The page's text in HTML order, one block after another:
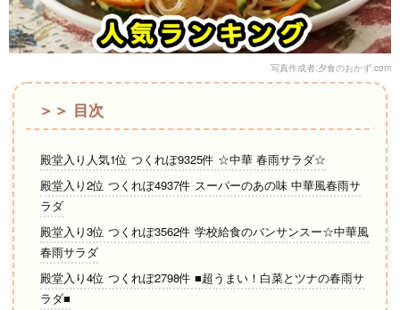
写真作成者:夕食のおかず.com
＞＞ 目次
殿堂入り人気1位 つくれぽ9325件 ☆中華 春雨サラダ☆
殿堂入り2位 つくれぽ4937件 スーパーのあの味 中華風春雨サ
ラダ
殿堂入り3位 つくれぽ3562件 学校給食のバンサンスー☆中華風
春雨サラダ
殿堂入り4位 つくれぽ2798件 ■超うまい！白菜とツナの春雨サ
ラダ■